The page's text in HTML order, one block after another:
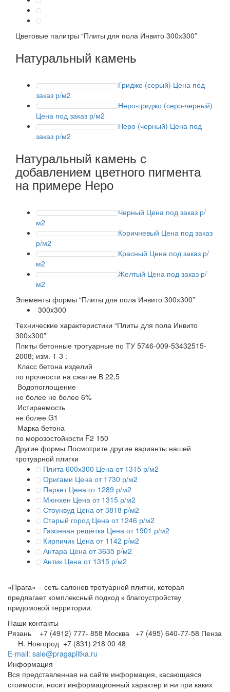
Цветовые палитры “Плиты для пола Инвито 300х300”
Натуральный камень
Гриджо (серый) Цена под
заказ р/м2
Неро-гриджо (серо-черный)
Цена под заказ р/м2
Неро (черный) Цена под
заказ р/м2
Натуральный камень с
добавлением цветного пигмента
на примере Неро
Черный Цена под заказ р/
м2
Коричневый Цена под заказ
р/м2
Красный Цена под заказ р/
м2
Желтый Цена под заказ р/
м2
Элементы формы “Плиты для пола Инвито 300х300”
300x300
Технические характеристики “Плиты для пола Инвито
300х300”
Плиты бетонные тротуарные по ТУ 5746-009-53432515-
2008; изм. 1-3 :
Класс бетона изделий
по прочности на сжатие В 22,5
Водопоглощение
не более не более 6%
Истираемость
не более G1
Марка бетона
по морозостойкости F2 150
Другие формы Посмотрите другие варианты нашей
тротуарной плитки
Плита 600х300 Цена от 1315 р/м2
Оригами Цена от 1730 р/м2
Паркет Цена от 1289 р/м2
Мюнхен Цена от 1315 р/м2
Стоунвуд Цена от 3818 р/м2
Старый город Цена от 1246 р/м2
Газонная решётка Цена от 1901 р/м2
Кирпичик Цена от 1142 р/м2
Антара Цена от 3635 р/м2
Антик Цена от 1315 р/м2
«Прага» – сеть салонов тротуарной плитки, которая
предлагает комплексный подход к благоустройству
придомовой территории.
Наши контакты
Рязань +7 (4912) 777- 858 Москва +7 (495) 640-77-58 Пенза
Н. Новгород +7 (831) 218 00 48
E-mail: sale@pragaplitka.ru
Информация
Вся представленная на сайте информация, касающаяся
стоимости, носит информационный характер и ни при каких